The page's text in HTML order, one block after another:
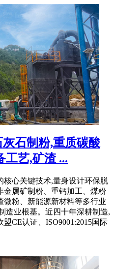
石制粉,重质碳酸
工艺,矿渣 ...
核心关键技术,量身设计环保脱
金属矿制粉、重钙加工、煤粉
微粉、新能源新材料等多行业
造业根基。近四十年深耕制造,
盟CE认证、ISO9001:2015国际